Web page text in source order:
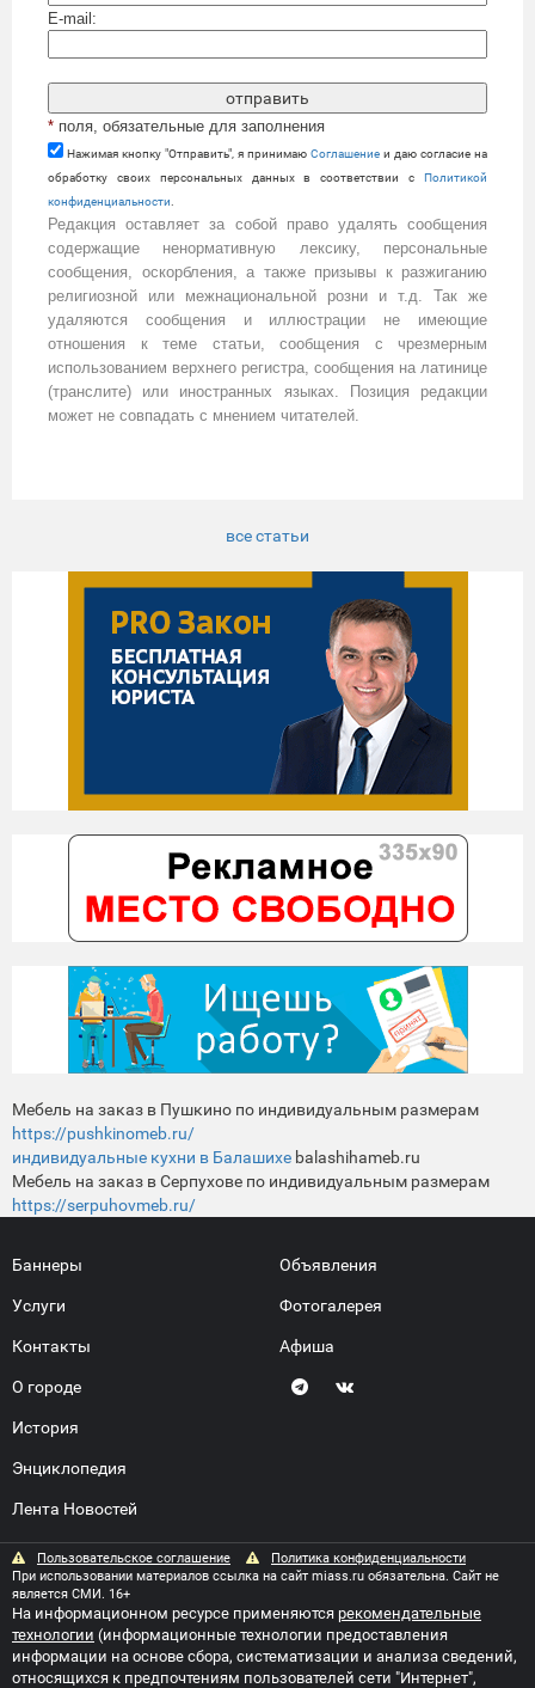
E-mail:
* поля, обязательные для заполнения
Нажимая кнопку "Отправить", я принимаю Cоглашение и даю согласие на
обработку своих персональных данных в соответствии с Политикой
конфиденциальности
Редакция оставляет за собой право удалять сообщения
содержащие ненормативную лексику, персональные
сообщения, оскорбления, а также призывы к разжиганию
религиозной или межнациональной розни и т.д. Так же
удаляются сообщения и иллюстрации не имеющие
отношения к теме статьи, сообщения с чрезмерным
использованием верхнего регистра, сообщения на латинице
(транслите) или иностранных языках. Позиция редакции
может не совпадать с мнением читателей.
все статьи
Мебель на заказ в Пушкино по индивидуальным размерам
https://pushkinomeb.ru/
индивидуальные кухни в Балашихе balashihameb.ru
Мебель на заказ в Серпухове по индивидуальным размерам
https://serpuhovmeb.ru/
Баннеры
Услуги
Контакты
О городе
История
Энциклопедия
Лента Новостей
Объявления
Фотогалерея
Афиша
Пользовательское соглашение
Политика конфиденциальности
При использовании материалов ссылка на сайт miass.ru обязательна. Сайт не
является СМИ. 16+
На информационном ресурсе применяются рекомендательные
технологии (информационные технологии предоставления
информации на основе сбора, систематизации и анализа сведений,
относящихся к предпочтениям пользователей сети "Интернет",